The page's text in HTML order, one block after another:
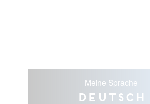
Meine Sprache
Deutsch